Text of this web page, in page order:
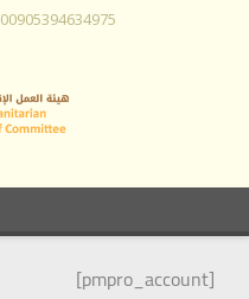
00905394634975
[pmpro_account]